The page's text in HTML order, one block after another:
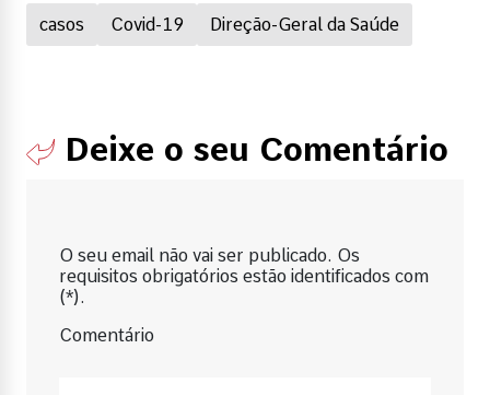
casos Covid-19 Direção-Geral da Saúde
Deixe o seu Comentário
O seu email não vai ser publicado. Os
requisitos obrigatórios estão identificados com
(*).
Comentário